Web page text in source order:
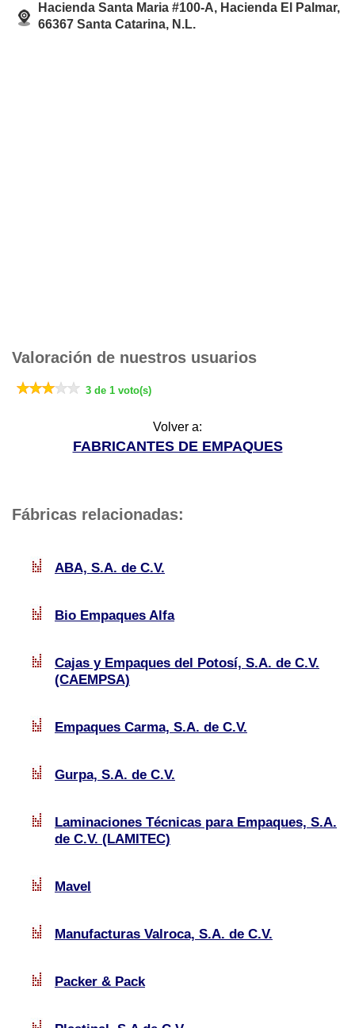
Hacienda Santa Maria #100-A, Hacienda El Palmar,
66367 Santa Catarina, N.L.
Valoración de nuestros usuarios
3 de 1 voto(s)
Volver a:
FABRICANTES DE EMPAQUES
Fábricas relacionadas:
ABA, S.A. de C.V.
Bio Empaques Alfa
Cajas y Empaques del Potosí, S.A. de C.V.
(CAEMPSA)
Empaques Carma, S.A. de C.V.
Gurpa, S.A. de C.V.
Laminaciones Técnicas para Empaques, S.A.
de C.V. (LAMITEC)
Mavel
Manufacturas Valroca, S.A. de C.V.
Packer & Pack